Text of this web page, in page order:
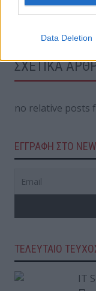
Data Deletion
ΣΧΕΤΙΚΑ
no relative posts
ΕΓΓΡΑΦΗ ΣΤΟ
ΤΕΛΕΥΤΑΙΟ